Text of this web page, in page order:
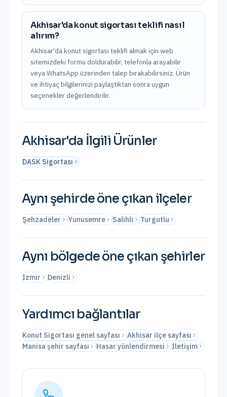
Akhisar'da konut sigortası teklifi nasıl
alırım?
Akhisar'da konut sigortası teklifi almak için web
sitemizdeki formu doldurabilir, telefonla arayabilir
veya WhatsApp üzerinden talep bırakabilirsiniz. Ürün
ve ihtiyaç bilgilerinizi paylaştıktan sonra uygun
seçenekler değerlendirilir.
Akhisar'da İlgili Ürünler
DASK Sigortası
Aynı şehirde öne çıkan ilçeler
Şehzadeler Yunusemre Salihli Turgutlu
Aynı bölgede öne çıkan şehirler
İzmir Denizli
Yardımcı bağlantılar
Konut Sigortası genel sayfası
Akhisar ilçe sayfası
Manisa şehir sayfası
Hasar yönlendirmesi İletişim